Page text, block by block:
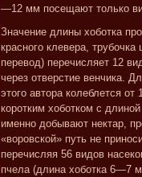
—12 мм посещают только
Значение длины хоботка
красного клевера,
перевод) перечисляет 12
через отверстие венчика.
этого автора колеблется
коротким хоботком с
именно добывают нектар,
«воровской» путь не
перечисляя 56 видов
пчела (длина хоботка 6—7